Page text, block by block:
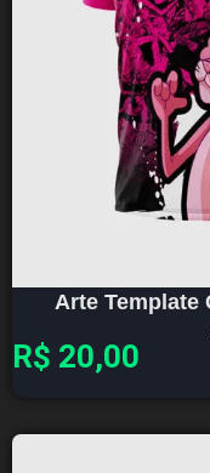
Arte Template
R$ 20,00